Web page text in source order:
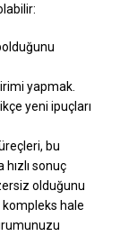
yapmak.
yeni ipuçları
bu
sonuç
olduğunu
hale